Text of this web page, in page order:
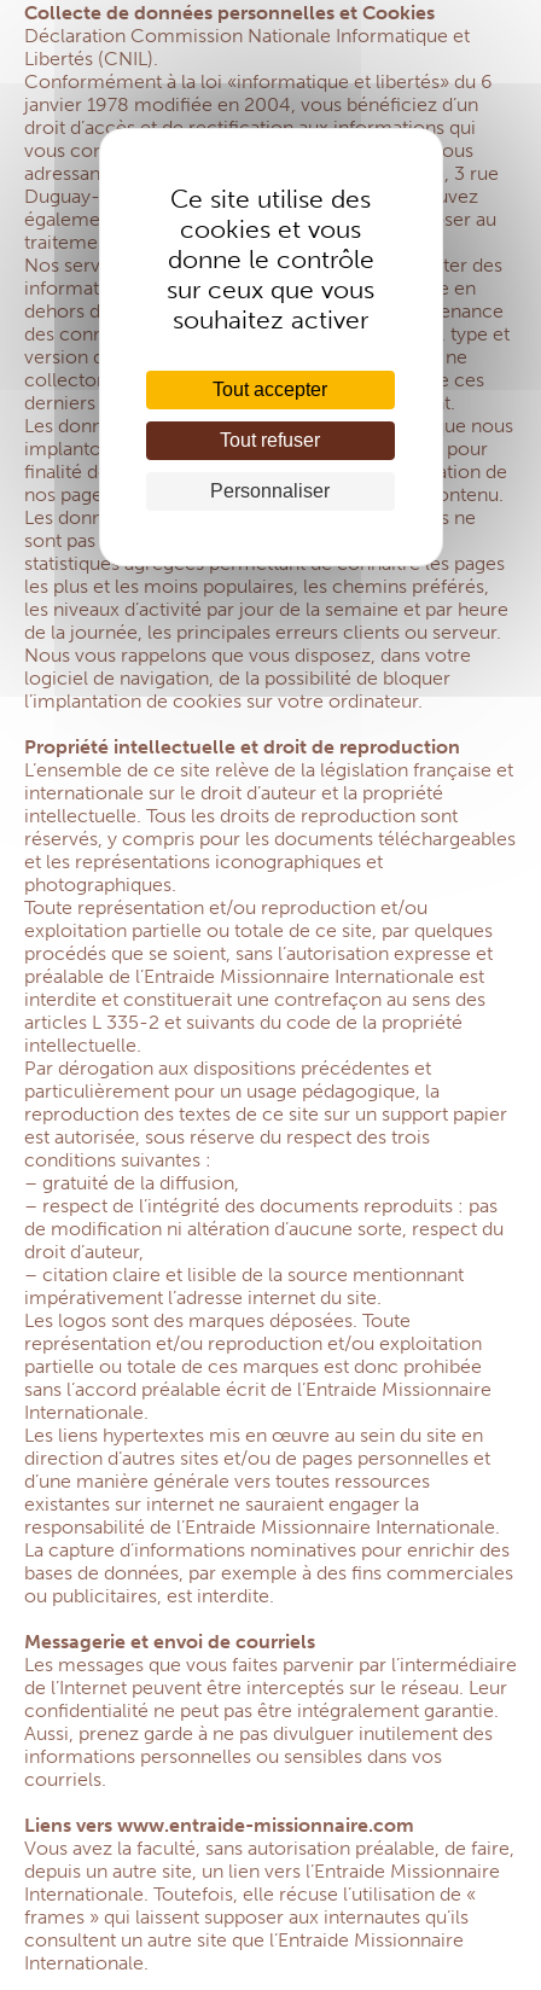
Ce site utilise des
cookies et vous
donne le contrôle
sur ceux que vous
souhaitez activer
Tout accepter
Tout refuser
Personnaliser
Collecte de données personnelles et Cookies
Déclaration Commission Nationale Informatique et
Libertés (CNIL).
Conformément à la loi «informatique et libertés» du 6
janvier 1978 modifiée en 2004, vous bénéficiez d’un
droit d’accès et de rectification aux informations qui
vous concernent, que vous pouvez exercer en vous
adressant à l’Entraide Missionnaire Internationale, 3 rue
Duguay-Trouin, 75280 Paris Cedex 06. Vous pouvez
également pour des motifs légitimes, vous opposer au
traitement des données vous concernant.
Nos serveurs ne sont pas configurés pour collecter des
informations personnelles sur les visiteurs du site en
dehors des données techniques suivantes : provenance
des connexions (fournisseur d’accès), adresse IP, type et
version du navigateur utilisé. En aucun cas, nous ne
collectons l’adresse e-mail des visiteurs sans que ces
derniers ne nous la communiquent délibérément.
Les données de trafic et les fichiers de cookies que nous
implantons sur votre ordinateur ont uniquement pour
finalité de nous permettre d’analyser la fréquentation de
nos pages d’information afin d’en améliorer le contenu.
Les données relatives à la navigation des visiteurs ne
sont pas exploitées nominativement. Il s’agit de
statistiques agrégées permettant de connaître les pages
les plus et les moins populaires, les chemins préférés,
les niveaux d’activité par jour de la semaine et par heure
de la journée, les principales erreurs clients ou serveur.
Nous vous rappelons que vous disposez, dans votre
logiciel de navigation, de la possibilité de bloquer
l’implantation de cookies sur votre ordinateur.
Propriété intellectuelle et droit de reproduction
L’ensemble de ce site relève de la législation française et
internationale sur le droit d’auteur et la propriété
intellectuelle. Tous les droits de reproduction sont
réservés, y compris pour les documents téléchargeables
et les représentations iconographiques et
photographiques.
Toute représentation et/ou reproduction et/ou
exploitation partielle ou totale de ce site, par quelques
procédés que se soient, sans l’autorisation expresse et
préalable de l’Entraide Missionnaire Internationale est
interdite et constituerait une contrefaçon au sens des
articles L 335-2 et suivants du code de la propriété
intellectuelle.
Par dérogation aux dispositions précédentes et
particulièrement pour un usage pédagogique, la
reproduction des textes de ce site sur un support papier
est autorisée, sous réserve du respect des trois
conditions suivantes :
– gratuité de la diffusion,
– respect de l’intégrité des documents reproduits : pas
de modification ni altération d’aucune sorte, respect du
droit d’auteur,
– citation claire et lisible de la source mentionnant
impérativement l’adresse internet du site.
Les logos sont des marques déposées. Toute
représentation et/ou reproduction et/ou exploitation
partielle ou totale de ces marques est donc prohibée
sans l’accord préalable écrit de l’Entraide Missionnaire
Internationale.
Les liens hypertextes mis en œuvre au sein du site en
direction d’autres sites et/ou de pages personnelles et
d’une manière générale vers toutes ressources
existantes sur internet ne sauraient engager la
responsabilité de l’Entraide Missionnaire Internationale.
La capture d’informations nominatives pour enrichir des
bases de données, par exemple à des fins commerciales
ou publicitaires, est interdite.
Messagerie et envoi de courriels
Les messages que vous faites parvenir par l’intermédiaire
de l’Internet peuvent être interceptés sur le réseau. Leur
confidentialité ne peut pas être intégralement garantie.
Aussi, prenez garde à ne pas divulguer inutilement des
informations personnelles ou sensibles dans vos
courriels.
Liens vers www.entraide-missionnaire.com
Vous avez la faculté, sans autorisation préalable, de faire,
depuis un autre site, un lien vers l’Entraide Missionnaire
Internationale. Toutefois, elle récuse l’utilisation de «
frames » qui laissent supposer aux internautes qu’ils
consultent un autre site que l’Entraide Missionnaire
Internationale.